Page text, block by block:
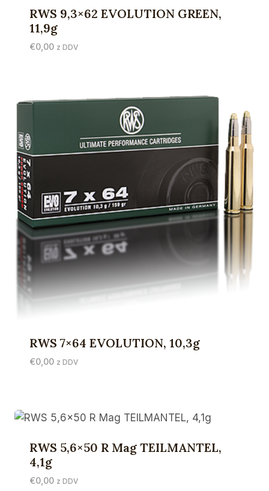
RWS 9,3×62 EVOLUTION GREEN,
11,9g
€0,00 z DDV
RWS 7×64 EVOLUTION, 10,3g
€0,00 z DDV
RWS 5,6×50 R Mag TEILMANTEL,
4,1g
€0,00 z DDV